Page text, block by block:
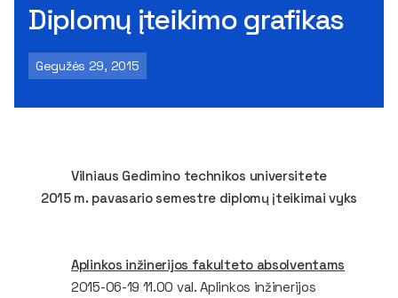
Diplomų įteikimo grafikas
Gegužės 29, 2015
Vilniaus Gedimino technikos universitete
2015 m. pavasario semestre diplomų įteikimai vyks
Aplinkos inžinerijos fakulteto absolventams
2015-06-19 11.00 val. Aplinkos inžinerijos